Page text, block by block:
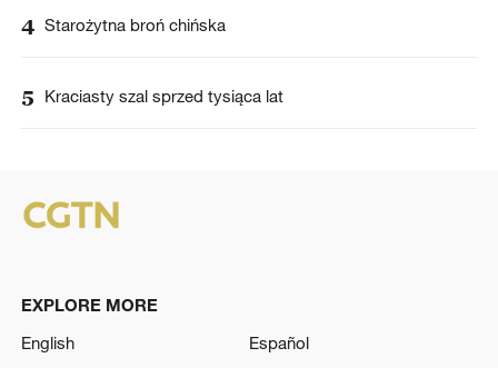
4 Starożytna broń chińska
5 Kraciasty szal sprzed tysiąca lat
EXPLORE MORE
English
Español